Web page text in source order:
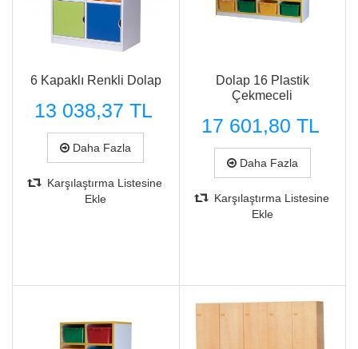
6 Kapaklı Renkli Dolap
13 038,37 TL
Daha Fazla
Karşılaştırma Listesine
Ekle
Dolap 16 Plastik
Çekmeceli
17 601,80 TL
Daha Fazla
Karşılaştırma Listesine
Ekle